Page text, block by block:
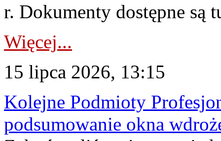
r. Dokumenty dostępne są
Więcej...
15 lipca 2026, 13:15
Kolejne Podmioty
podsumowanie okna